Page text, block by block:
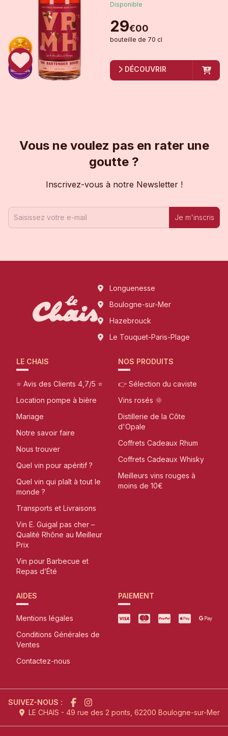
Disponible
29€00
bouteille de 70 cl
DÉCOUVRIR
Vous ne voulez pas en rater une
goutte ?
Inscrivez-vous à notre Newsletter !
Je m'inscris
Longuenesse
Boulogne-sur-Mer
Hazebrouck
Le Touquet-Paris-Plage
LE CHAIS
⭐ Avis des Clients 4,7/5 ⭐
Location pompe à bière
Mariage
Notre savoir faire
Nous trouver
Quel vin pour apéritif ?
Quel vin qui plaît à tout le
monde ?
Transports et Livraisons
Vin E. Guigal pas cher –
Qualité Rhône au Meilleur
Prix
Vin pour Barbecue et
Repas d’Été
NOS PRODUITS
👉 Sélection du caviste
Vins rosés 🌞
Distillerie de la Côte
d'Opale
Coffrets Cadeaux Rhum
Coffrets Cadeaux Whisky
Meilleurs vins rouges à
moins de 10€
AIDES
Mentions légales
Conditions Générales de
Ventes
Contactez-nous
PAIEMENT
SUIVEZ-NOUS :
LE CHAIS - 49 rue des 2 ponts, 62200 Boulogne-sur-Mer